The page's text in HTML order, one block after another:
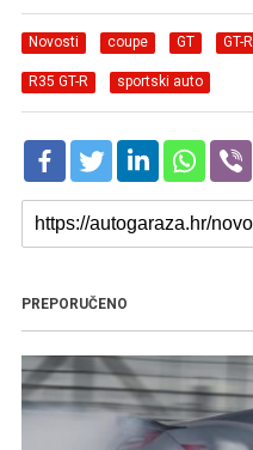
Novosti coupe GT GT-R
R35 GT-R sportski auto
PREPORUČENO